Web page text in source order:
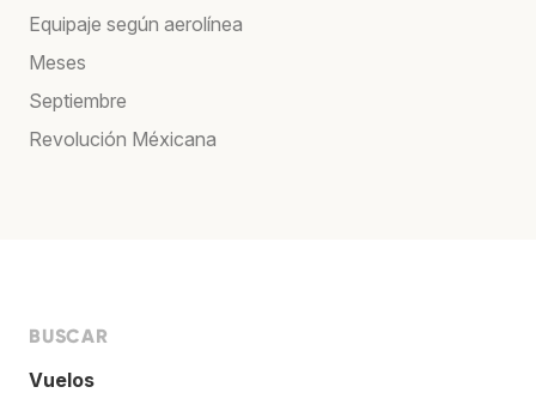
Equipaje según aerolínea
Meses
Septiembre
Revolución Méxicana
BUSCAR
Vuelos